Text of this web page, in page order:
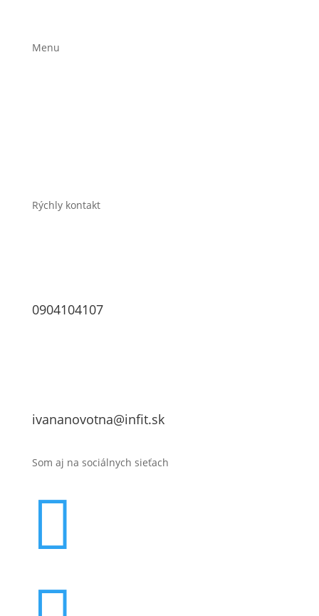
Menu
Rýchly kontakt
0904104107
ivananovotna@infit.sk
Som aj na sociálnych sieťach
